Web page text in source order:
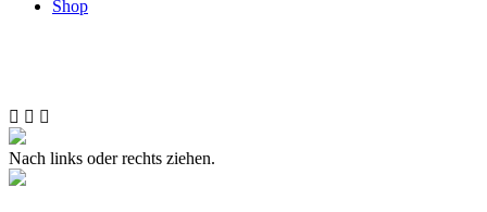
Shop
Nach links oder rechts ziehen.